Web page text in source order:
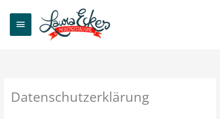
Inhalt
springenHAUPTMENÜ
Datenschutzerklärung